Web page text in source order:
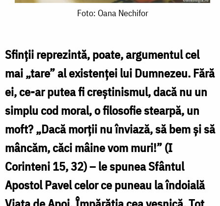
Foto: Oana Nechifor
Sfinţii reprezintă, poate, argumentul cel
mai „tare” al existenţei lui Dumnezeu. Fără
ei, ce-ar putea fi creştinismul, dacă nu un
simplu cod moral, o filosofie stearpă, un
moft? „Dacă morţii nu înviază, să bem şi să
mâncăm, căci mâine vom muri!” (I
Corinteni 15, 32) – le spunea Sfântul
Apostol Pavel celor ce puneau la îndoială